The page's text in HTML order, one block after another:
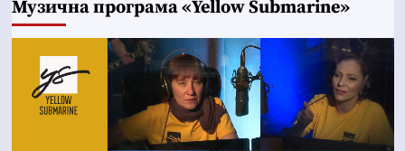
Музична програма «Yellow Submarine»